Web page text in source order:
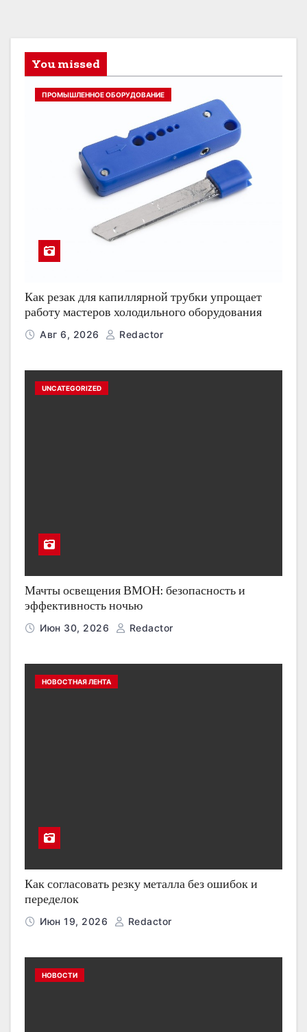
You missed
ПРОМЫШЛЕННОЕ ОБОРУДОВАНИЕ
Как резак для капиллярной трубки упрощает
работу мастеров холодильного оборудования
Авг 6, 2026 Redactor
UNCATEGORIZED
Мачты освещения ВМОН: безопасность и
эффективность ночью
Июн 30, 2026 Redactor
НОВОСТНАЯ ЛЕНТА
Как согласовать резку металла без ошибок и
переделок
Июн 19, 2026 Redactor
НОВОСТИ